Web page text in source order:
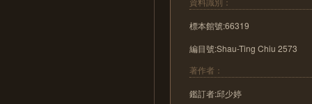
標本館號:66319
編目號:Shau-Ting Chiu 2573
著作者：
鑑訂者:邱少婷